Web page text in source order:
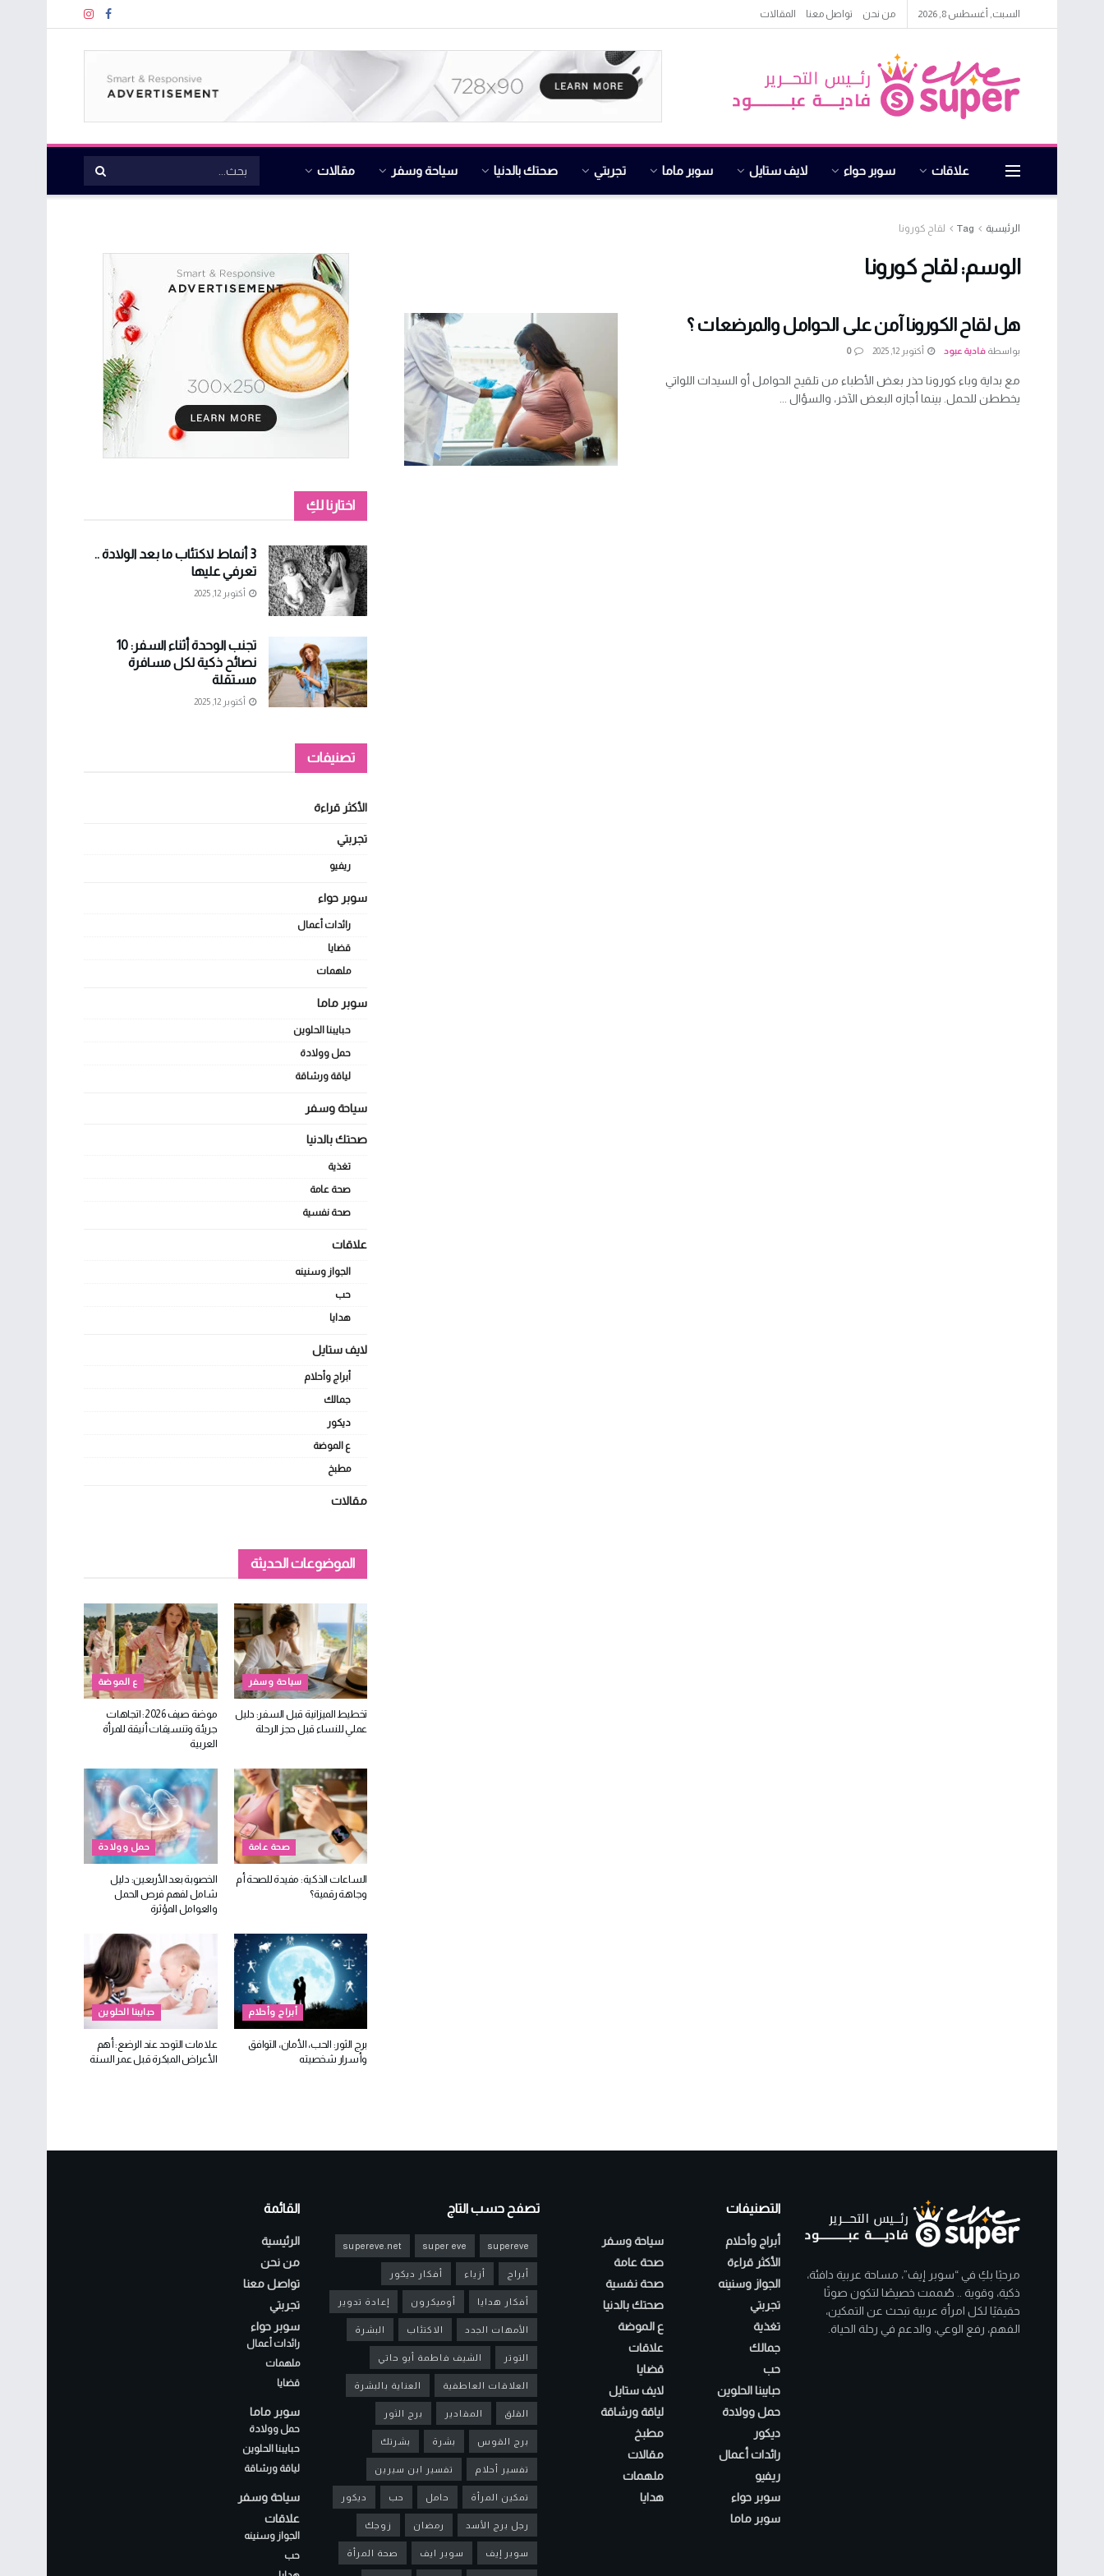
السبت, أغسطس 8, 2026 من نحن تواصل معنا المقالات
علاقات سوبر حواء لايف ستايل سوبر ماما تجربتي صحتك بالدنيا سياحة وسفر مقالات
الرئيسية Tag لقاح كورونا
الوسم:لقاح كورونا
هل لقاح الكورونا آمن على الحوامل والمرضعات ؟
بواسطة فادية عبود أكتوبر 12, 2025 0
مع بداية وباء كورونا حذر بعض الأطباء من تلقيح الحوامل أو السيدات اللواتي
يخططن للحمل. بينما أجازه البعض الآخر، والسؤال ...
اختارنا لكِ
3 أنماط لاكتئاب ما بعد الولادة ..
تعرفي عليها
أكتوبر 12, 2025
تجنب الوحدة أثناء السفر: 10
نصائح ذكية لكل مسافرة
مستقلة
أكتوبر 12, 2025
تصنيفات
الأكثر قراءة
تجربتي
ريفيو
سوبر حواء
رائدات أعمال
قضايا
ملهمات
سوبر ماما
حبايبنا الحلوين
حمل وولادة
لياقة ورشاقة
سياحة وسفر
صحتك بالدنيا
تغذية
صحة عامة
صحة نفسية
علاقات
الجواز وسنينه
حب
هدايا
لايف ستايل
أبراج وأحلام
جمالك
ديكور
ع الموضة
مطبخ
مقالات
الموضوعات الحديثة
سياحة وسفر
تخطيط الميزانية قبل السفر: دليل
عملي للنساء قبل حجز الرحلة
ع الموضة
موضة صيف 2026: اتجاهات
جريئة وتنسيقات أنيقة للمرأة
العربية
صحة عامة
الساعات الذكية: مفيدة للصحة أم
وجاهة رقمية؟
حمل وولادة
الخصوبة بعد الأربعين: دليل
شامل لفهم فرص الحمل
والعوامل المؤثرة
أبراج وأحلام
برج الثور: الحب، الأمان، التوافق
وأسرار شخصيته
حبايبنا الحلوين
علامات التوحد عند الرضع: أهم
الأعراض المبكرة قبل عمر السنة
مرحبًا بكِ في “سوبر إيف”، مساحة عربية دافئة،
ذكية، وقوية .. صُممت خصيصًا لتكون صوتًا
حقيقيًا لكل امرأة عربية تبحث عن التمكين،
الفهم، رفع الوعي، والدعم في رحلة الحياة.
التصنيفات
أبراج وأحلام
الأكثر قراءة
الجواز وسنينه
تجربتي
تغذية
جمالك
حب
حبايبنا الحلوين
حمل وولادة
ديكور
رائدات أعمال
ريفيو
سوبر حواء
سوبر ماما
سياحة وسفر
صحة عامة
صحة نفسية
صحتك بالدنيا
ع الموضة
علاقات
قضايا
لايف ستايل
لياقة ورشاقة
مطبخ
مقالات
ملهمات
هدايا
تصفح حسب التاج
supereve
super eve
supereve.net
أبراج أزياء أفكار ديكور
أفكار هدايا أوميكرون إعادة تدوير
الأمهات الجدد الاكتئاب البشرة
التوتر الشيف فاطمة أبو حاتي
العلاقات العاطفية العناية بالبشرة
القلق المقادير برج الثور
برج القوس بشرة بشرتك
تفسير أحلام تفسير ابن سيرين
تمكين المرأة حامل حب ديكور
رجل برج الأسد رمضان زوجك
سوبر إيف سوبر ايف صحة المرأة
القائمة
الرئيسية
من نحن
تواصل معنا
تجربتي
سوبر حواء
رائدات أعمال
ملهمات
قضايا
سوبر ماما
حمل وولادة
حبايبنا الحلوين
لياقة ورشاقة
سياحة وسفر
علاقات
الجواز وسنينه
حب